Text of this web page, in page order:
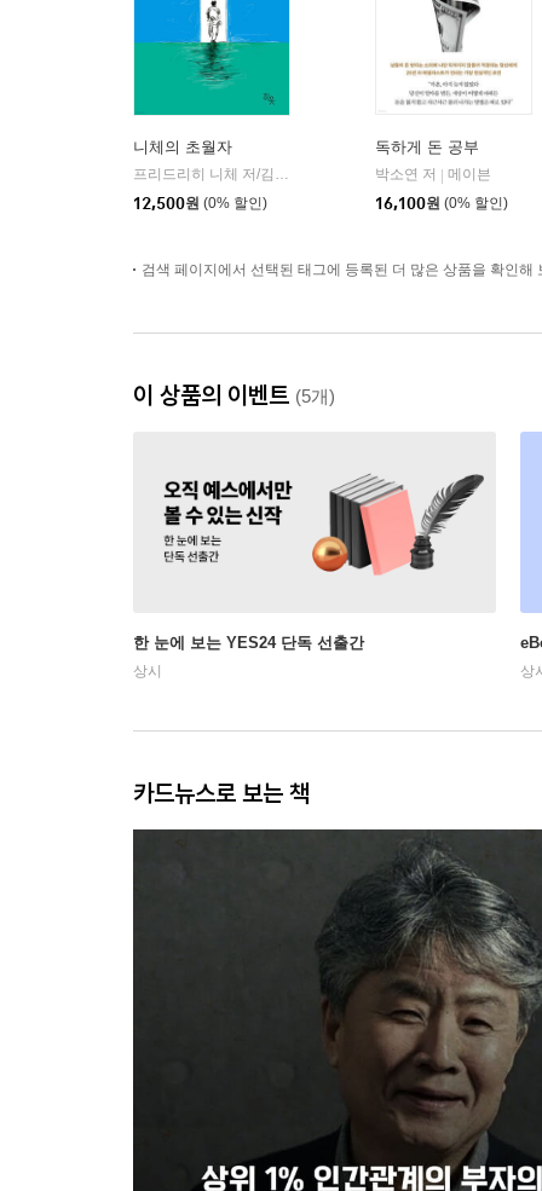
니체의 초월자
12,500원 (0% 할인)
독하게 돈 공부
박소연 저 | 메이븐
16,100원 (0% 할인)
검색 페이지에서 선택된 태그에 등록된 더 많은 상품을 확인해
이 상품의 이벤트 (5개)
한 눈에 보는 YES24 단독 선출간
상시 상
카드뉴스로 보는 책